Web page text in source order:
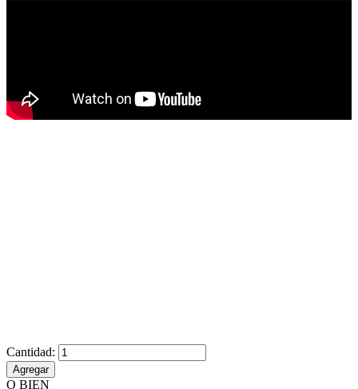
Cantidad:
Agregar
O BIEN